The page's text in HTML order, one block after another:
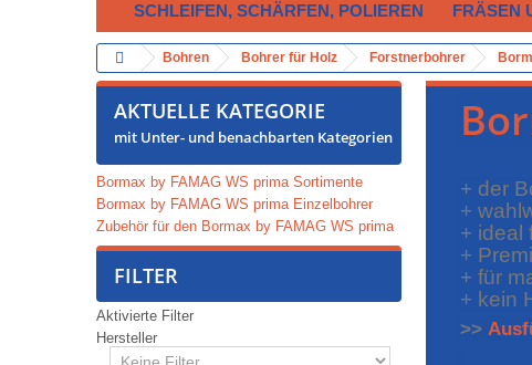
SCHLEIFEN, SCHÄRFEN, POLIEREN FRÄSEN
Bohren Bohrer für Holz Forstnerbohrer
AKTUELLE KATEGORIE
mit Unter- und benachbarten Kategorien
Bormax by FAMAG WS prima Sortimente
Bormax by FAMAG WS prima Einzelbohrer
Zubehör für den Bormax by FAMAG WS prima
FILTER
Aktivierte Filter
Hersteller
+ der
+
+ ideal
+
+ für
+ kein
>>